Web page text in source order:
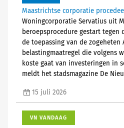
Maastrichtse corporatie
Woningcorporatie Servatius uit
beroepsprocedure gestart tegen
de toepassing van de zogeheten
belastingmaatregel die volgens
koste gaat van investeringen in
meldt het stadsmagazine De
15 juli 2026
VN VANDAAG